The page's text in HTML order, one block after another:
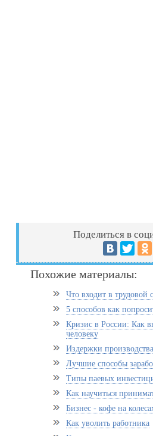
Поделиться в
Похожие материалы:
Что входит в трудовой
5 способов как
Кризис в России: Как
человеку
Издержки производства
Лучшие способы
Типы паевых
Как научиться
Бизнес - кофе на
Как уволить работника